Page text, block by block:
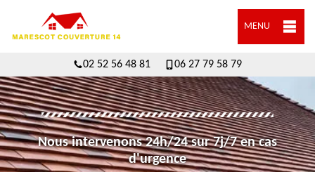
MENU
02 52 56 48 81 06 27 79 58 79
Nous intervenons 24h/24 sur 7j/7 en cas
d'urgence